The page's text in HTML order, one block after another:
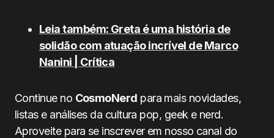
Leia também: Greta é uma história de
solidão com atuação incrível de Marco
Nanini | Crítica
Continue no CosmoNerd para mais novidades,
listas e análises da cultura pop, geek e nerd.
Aproveite para se inscrever em nosso canal do